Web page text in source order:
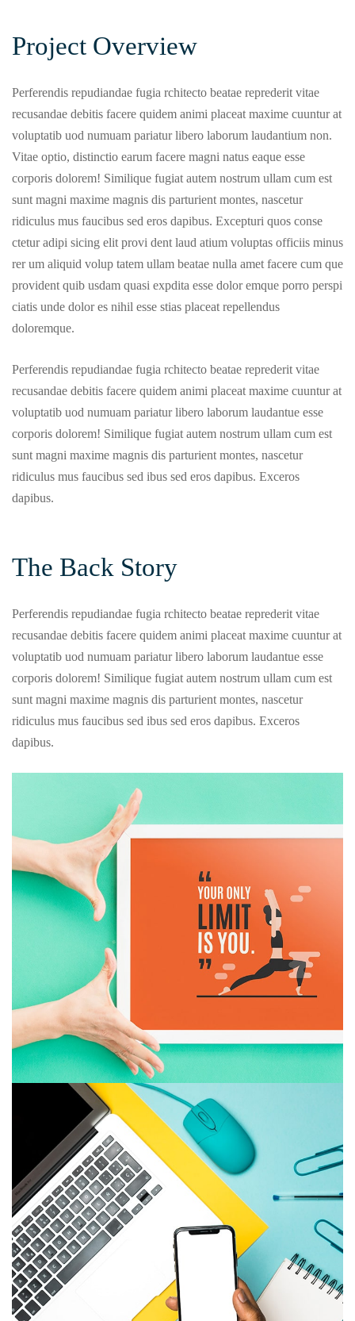
Project Overview
Perferendis repudiandae fugia rchitecto beatae reprederit vitae
recusandae debitis facere quidem animi placeat maxime cuuntur at
voluptatib uod numuam pariatur libero laborum laudantium non.
Vitae optio, distinctio earum facere magni natus eaque esse
corporis dolorem! Similique fugiat autem nostrum ullam cum est
sunt magni maxime magnis dis parturient montes, nascetur
ridiculus mus faucibus sed eros dapibus. Excepturi quos conse
ctetur adipi sicing elit provi dent laud atium voluptas officiis minus
rer um aliquid volup tatem ullam beatae nulla amet facere cum que
provident quib usdam quasi expdita esse dolor emque porro perspi
ciatis unde dolor es nihil esse stias placeat repellendus
doloremque.
Perferendis repudiandae fugia rchitecto beatae reprederit vitae
recusandae debitis facere quidem animi placeat maxime cuuntur at
voluptatib uod numuam pariatur libero laborum laudantue esse
corporis dolorem! Similique fugiat autem nostrum ullam cum est
sunt magni maxime magnis dis parturient montes, nascetur
ridiculus mus faucibus sed ibus sed eros dapibus. Exceros
dapibus.
The Back Story
Perferendis repudiandae fugia rchitecto beatae reprederit vitae
recusandae debitis facere quidem animi placeat maxime cuuntur at
voluptatib uod numuam pariatur libero laborum laudantue esse
corporis dolorem! Similique fugiat autem nostrum ullam cum est
sunt magni maxime magnis dis parturient montes, nascetur
ridiculus mus faucibus sed ibus sed eros dapibus. Exceros
dapibus.